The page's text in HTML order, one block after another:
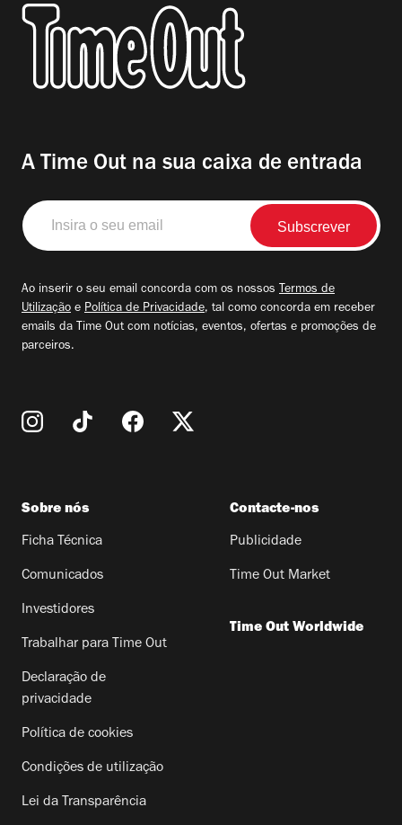
A Time Out na sua caixa de entrada
Insira
o
seu
Ao inserir o seu email concorda com os nossos Termos de
Utilização e Política de Privacidade, tal como concorda em receber
emails da Time Out com notícias, eventos, ofertas e promoções de
parceiros.
Sobre nós
Ficha Técnica
Comunicados
Investidores
Trabalhar para Time Out
Declaração de
privacidade
Política de cookies
Condições de utilização
Lei da Transparência
Contacte-nos
Publicidade
Time Out Market
Time Out Worldwide